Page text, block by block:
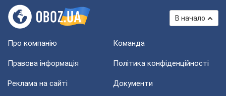
В начало
Про компанію Команда
Правова інформація Політика конфіденційності
Реклама на сайті Документи